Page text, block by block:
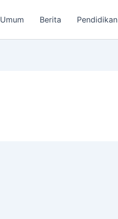
Umum Berita Pendidikan